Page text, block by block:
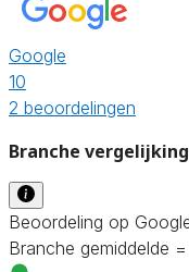
Google
10
2 beoordelingen
Branche vergelijking
Beoordeling op
Branche gemiddelde